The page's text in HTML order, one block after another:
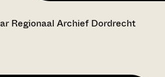
Regionaal Archief Dordrecht